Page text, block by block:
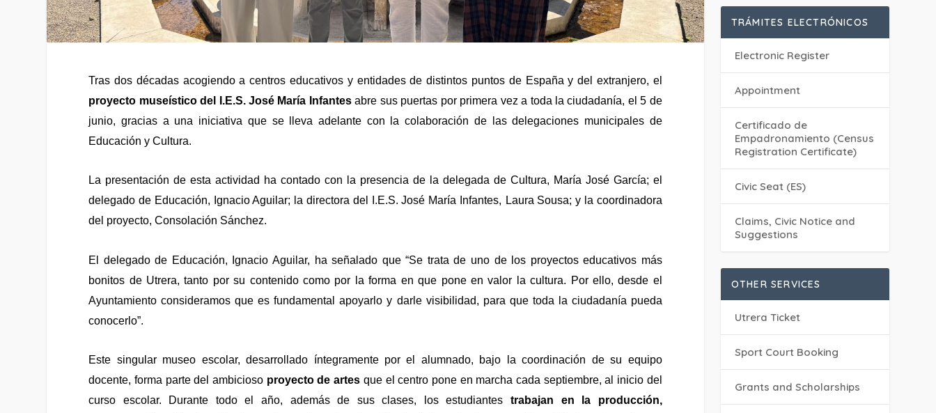
Tras dos décadas acogiendo a centros educativos y entidades de distintos puntos de España y del extranjero, el
proyecto museístico del I.E.S. José María Infantesabre sus puertas por primera vez a toda la ciudadanía, el 5 de
junio, gracias a una iniciativa que se lleva adelante con la colaboración de las delegaciones municipales de
Educación y Cultura.
La presentaciónde esta actividad ha contado con la presencia de la delegada de Cultura, María José García; el
delegado de Educación, Ignacio Aguilar; la directora del I.E.S. José María Infantes, Laura Sousa; y la coordinadora
del proyecto, Consolación Sánchez.
El delegado de Educación, Ignacio Aguilar, ha señalado que “Se trata de uno de los proyectos educativos más
bonitos de Utrera, tanto por su contenido como por la forma en que pone en valor la cultura. Por ello, desde el
Ayuntamiento consideramosque esfundamental apoyarlo y darle visibilidad, para que toda la ciudadanía pueda
conocer lo”.
Este singular museo escolar, desarrollado íntegramente por el alumnado, bajo la coordinación de su equipo
docente, forma parte del ambicioso proyecto de artes que el centro pone en marcha cada septiembre, al inicio del
curso escolar. Durante todo el año, además de sus clases, los estudiantestrabajan en la producción,
TRÁMITES ELECTRÓNICOS
Electronic Register
Appointment
Certificado de
Empadronamiento (Census
Registration Certificate)
Civic Seat (ES)
Claims, Civic Notice and
Suggestions
OTHER SERVICES
Utrera Ticket
Sport Court Booking
Grants and Scholarships